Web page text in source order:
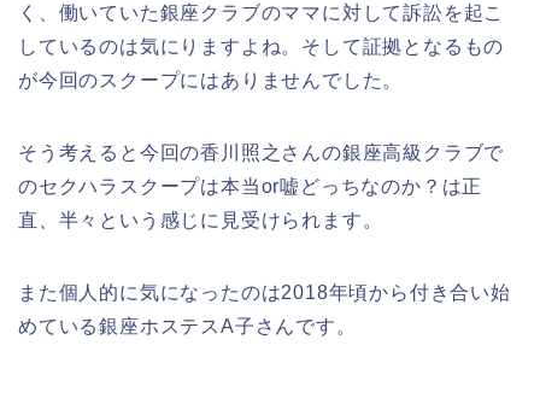
く、働いていた銀座クラブのママに対して訴訟を起こ
しているのは気にりますよね。そして証拠となるもの
が今回のスクープにはありませんでした。
そう考えると今回の香川照之さんの銀座高級クラブで
のセクハラスクープは本当or嘘どっちなのか？は正
直、半々という感じに見受けられます。
また個人的に気になったのは2018年頃から付き合い始
めている銀座ホステスA子さんです。